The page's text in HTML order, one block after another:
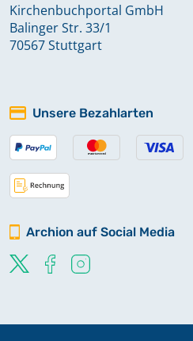
Kirchenbuchportal GmbH
Balinger Str. 33/1
70567 Stuttgart
Unsere Bezahlarten
Archion auf Social Media